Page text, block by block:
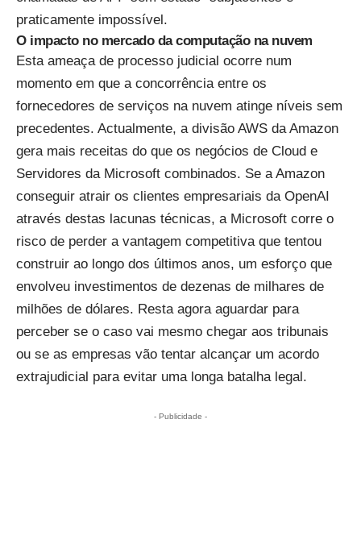
praticamente impossível.
O impacto no mercado da computação na nuvem
Esta ameaça de processo judicial ocorre num
momento em que a concorrência entre os
fornecedores de serviços na nuvem atinge níveis sem
precedentes. Actualmente, a divisão AWS da Amazon
gera mais receitas do que os negócios de Cloud e
Servidores da Microsoft combinados. Se a Amazon
conseguir atrair os clientes empresariais da OpenAI
através destas lacunas técnicas, a Microsoft corre o
risco de perder a vantagem competitiva que tentou
construir ao longo dos últimos anos, um esforço que
envolveu investimentos de dezenas de milhares de
milhões de dólares. Resta agora aguardar para
perceber se o caso vai mesmo chegar aos tribunais
ou se as empresas vão tentar alcançar um acordo
extrajudicial para evitar uma longa batalha legal.
- Publicidade -